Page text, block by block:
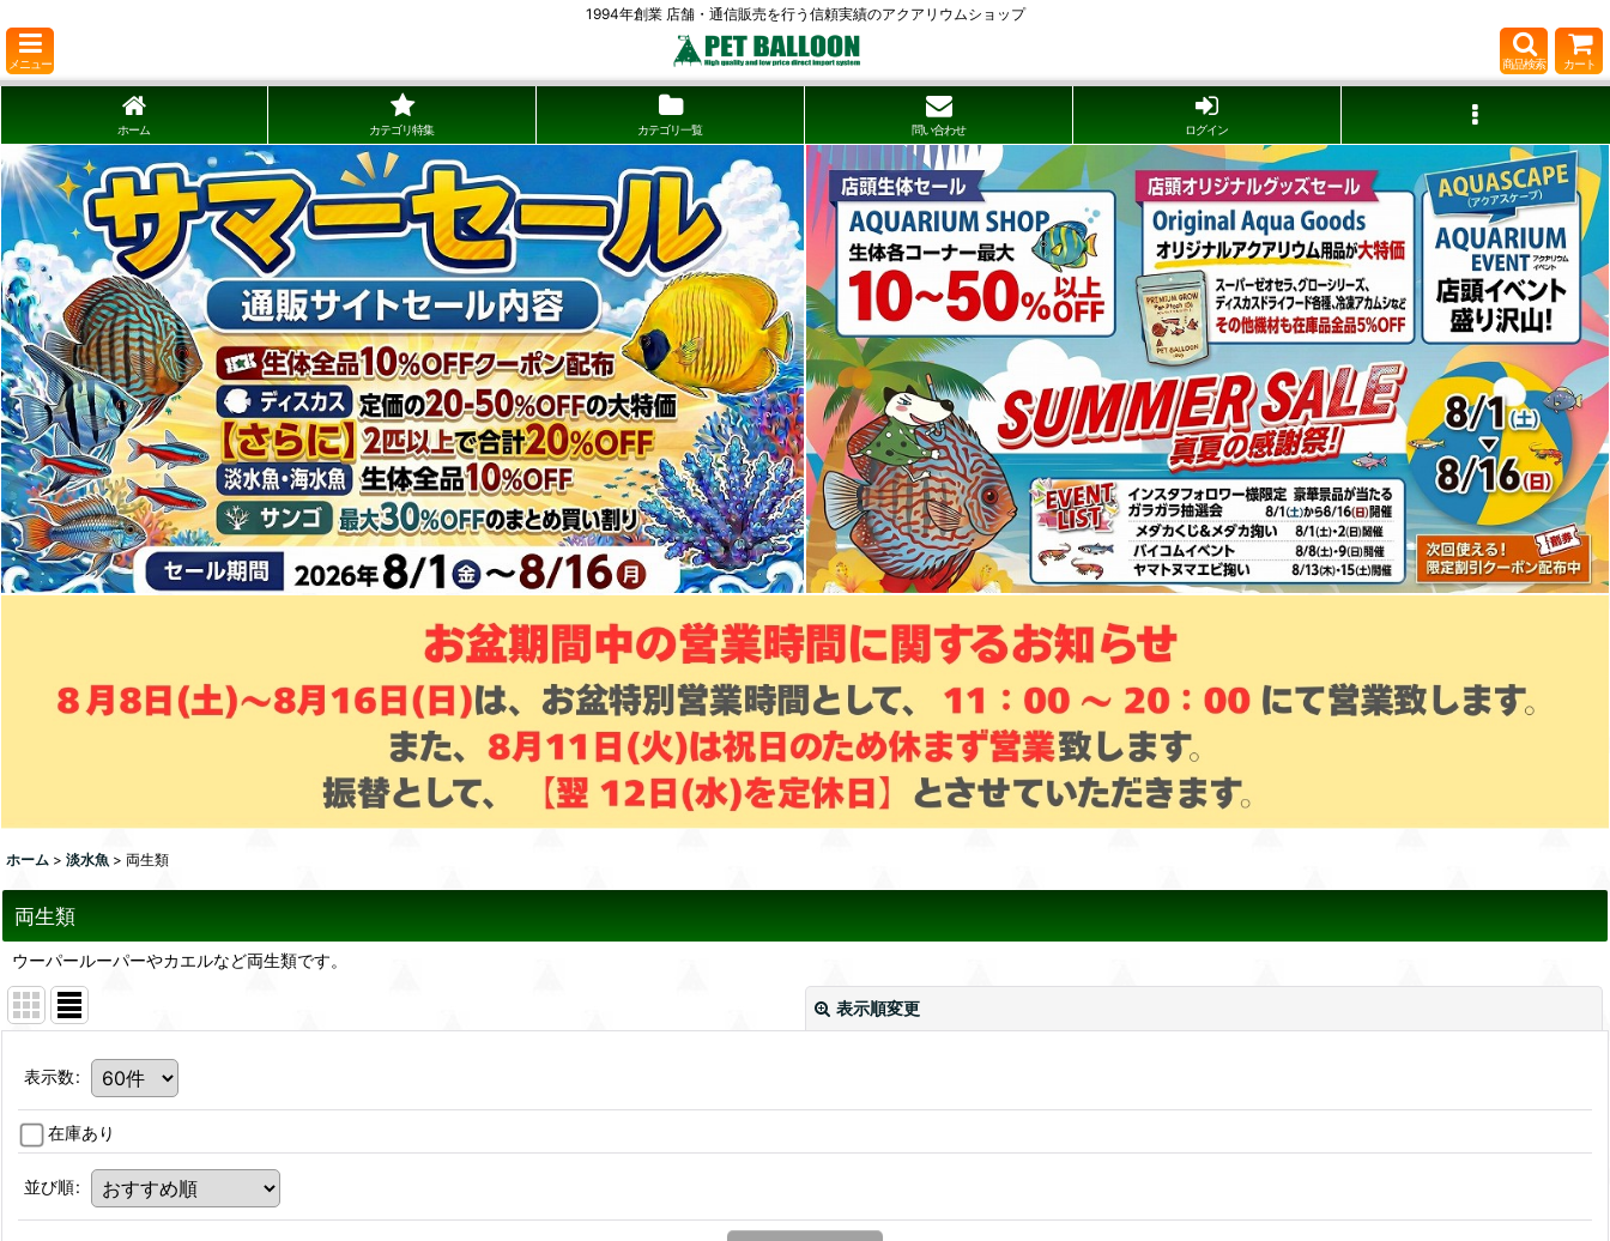
1994年創業 店舗・通信販売を行う信頼実績のアクアリウムショップ
メニュー 商品検索 カート
ホーム カテゴリ特集 カテゴリ一覧 問い合わせ ログイン
ホーム > 淡水魚 > 両生類
両生類
ウーパールーパーやカエルなど両生類です。
表示順変更
表示数:
在庫あり
並び順: